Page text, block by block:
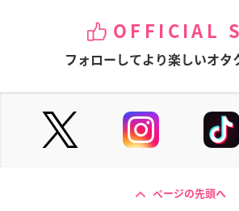
OFFICIAL
フォローしてより楽しいオタ
ページの先頭へ